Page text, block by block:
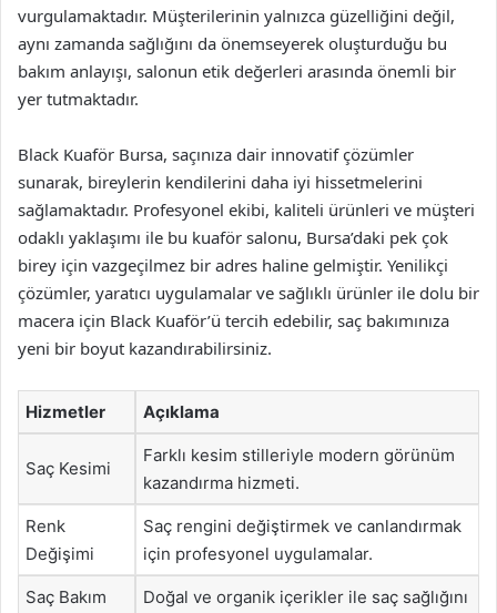
vurgulamaktadır. Müşterilerinin yalnızca güzelliğini değil,
aynı zamanda sağlığını da önemseyerek oluşturduğu bu
bakım anlayışı, salonun etik değerleri arasında önemli bir
yer tutmaktadır.
Black Kuaför Bursa, saçınıza dair innovatif çözümler
sunarak, bireylerin kendilerini daha iyi hissetmelerini
sağlamaktadır. Profesyonel ekibi, kaliteli ürünleri ve müşteri
odaklı yaklaşımı ile bu kuaför salonu, Bursa’daki pek çok
birey için vazgeçilmez bir adres haline gelmiştir. Yenilikçi
çözümler, yaratıcı uygulamalar ve sağlıklı ürünler ile dolu bir
macera için Black Kuaför’ü tercih edebilir, saç bakımınıza
yeni bir boyut kazandırabilirsiniz.
Hizmetler Açıklama
Saç Kesimi
Farklı kesim stilleriyle modern görünüm
kazandırma hizmeti.
Renk
Değişimi
Saç rengini değiştirmek ve canlandırmak
için profesyonel uygulamalar.
Saç Bakım
Doğal ve organik içerikler ile saç sağlığını